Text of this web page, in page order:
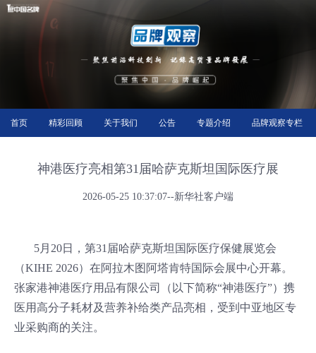
首页 精彩回顾 关于我们 公告 专题介绍 品牌观察专栏
神港医疗亮相第31届哈萨克斯坦国际医疗展
2026-05-25 10:37:07--新华社客户端
5月20日，第31届哈萨克斯坦国际医疗保健展览会
（KIHE 2026）在阿拉木图阿塔肯特国际会展中心开幕。
张家港神港医疗用品有限公司（以下简称“神港医疗”）携
医用高分子耗材及营养补给类产品亮相，受到中亚地区专
业采购商的关注。